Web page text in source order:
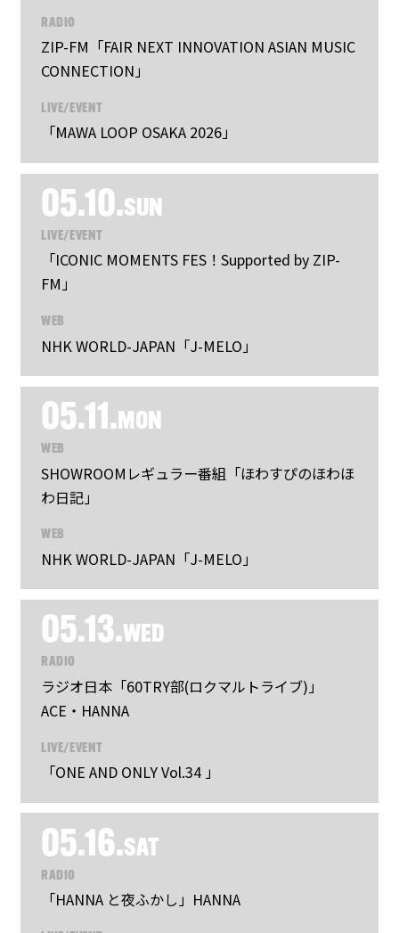
RADIO
ZIP-FM「FAIR NEXT INNOVATION ASIAN MUSIC
CONNECTION」
LIVE/EVENT
「MAWA LOOP OSAKA 2026」
05.10.SUN
LIVE/EVENT
「ICONIC MOMENTS FES！Supported by ZIP-
FM」
WEB
NHK WORLD-JAPAN「J-MELO」
05.11.MON
WEB
SHOWROOMレギュラー番組「ほわすぴのほわほ
わ日記」
WEB
NHK WORLD-JAPAN「J-MELO」
05.13.WED
RADIO
ラジオ日本「60TRY部(ロクマルトライブ)」
ACE・HANNA
LIVE/EVENT
「ONE AND ONLY Vol.34 」
05.16.SAT
RADIO
「HANNA と夜ふかし」HANNA